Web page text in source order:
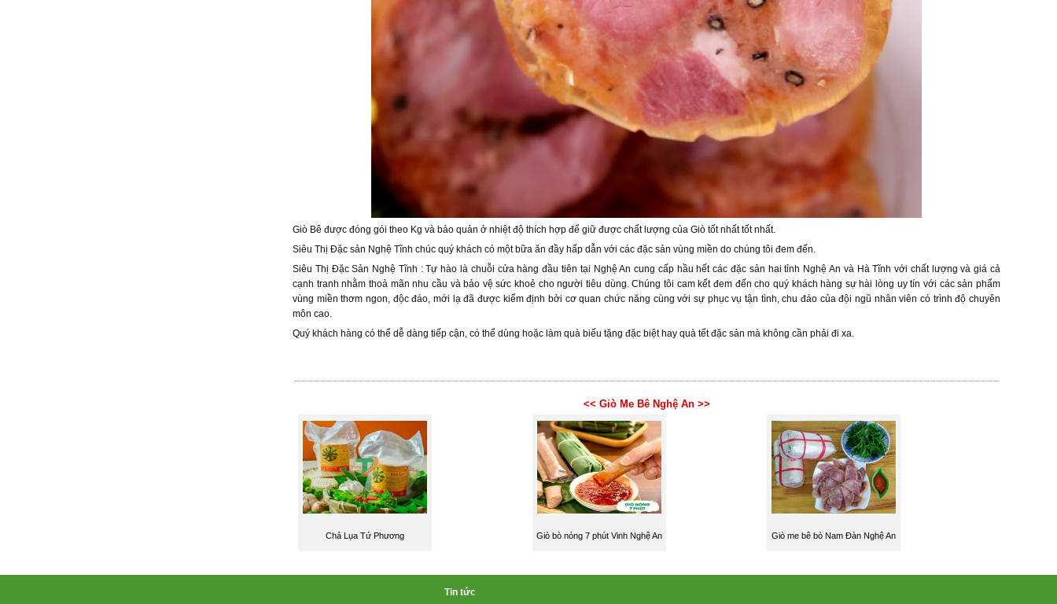
Giò Bê được đóng gói theo Kg và bảo quản ở nhiệt độ thích hợp để giữ được chất lượng của Giò tốt nhất tốt nhất.
Siêu Thị Đặc sản Nghệ Tĩnh chúc quý khách có một bữa ăn đầy hấp dẫn với các đặc sản vùng miền do chúng tôi đem đến.
Siêu Thị Đặc Sản Nghệ Tĩnh : Tự hào là chuỗi cửa hàng đầu tiên tại Nghệ An cung cấp hầu hết các đặc sản hai tỉnh Nghệ An và Hà Tĩnh với chất lượng và giá cả
cạnh tranh nhằm thoả mãn nhu cầu và bảo vệ sức khoẻ cho người tiêu dùng. Chúng tôi cam kết đem đến cho quý khách hàng sự hài lòng uy tín với các sản phẩm
vùng miền thơm ngon, độc đáo, mới lạ đã được kiểm định bởi cơ quan chức năng cùng với sự phục vụ tận tình, chu đáo của đội ngũ nhân viên có trình độ chuyên
môn cao.
Quý khách hàng có thể dễ dàng tiếp cận, có thể dùng hoặc làm quà biếu tặng đặc biệt hay quà tết đặc sản mà không cần phải đi xa.
<< Giò Me Bê Nghệ An >>
Chả Lụa Tứ Phương Giò bò nóng 7 phút Vinh Nghệ An Giò me bê bò Nam Đàn Nghệ An
Tin tức